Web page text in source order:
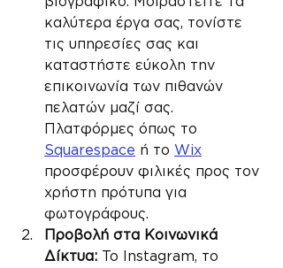
καλύτερα έργα σας, τονίστε
τις υπηρεσίες σας και
καταστήστε εύκολη την
επικοινωνία των πιθανών
πελατών μαζί σας.
Πλατφόρμες όπως το
Squarespace ή το Wix
προσφέρουν φιλικές προς τον
χρήστη πρότυπα για
φωτογράφους.
Προβολή στα Κοινωνικά
Δίκτυα: Το Instagram, το